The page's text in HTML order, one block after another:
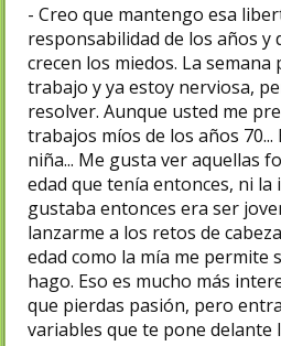
- Creo que mantengo esa
responsabilidad de los años y
crecen los miedos. La
trabajo y ya estoy nerviosa,
resolver. Aunque usted me
trabajos míos de los años
niña... Me gusta ver aquellas
edad que tenía entonces, ni la
gustaba entonces era ser
lanzarme a los retos de
edad como la mía me permite
hago. Eso es mucho más
que pierdas pasión, pero
variables que te pone delante